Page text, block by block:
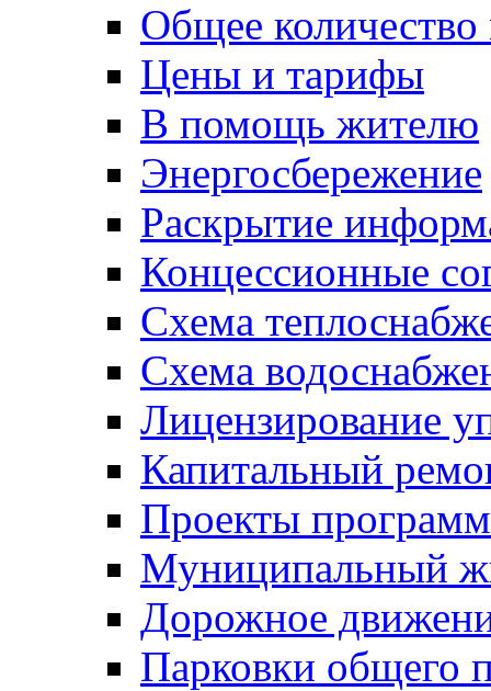
Общее
Цены и тарифы
В помощь жителю
Энергосбережение
Раскрытие
Концессионные
Схема
Схема
Лицензирование
Капитальный
Проекты программ
Муниципальный
Дорожное
Парковки общего